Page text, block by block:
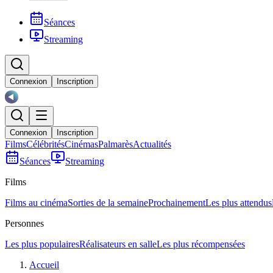
Séances
Streaming
Connexion Inscription
Connexion Inscription
FilmsCélébritésCinémasPalmarèsActualités
Séances
Streaming
Films
Films au cinémaSorties de la semaineProchainementLes plus attendus
Personnes
Les plus populairesRéalisateurs en salleLes plus récompensées
Accueil